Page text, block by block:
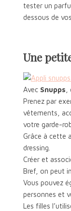
tester un
dessous de
Une
Avec Snupps
Prenez par
vêtements,
votre garde-
Grâce à cette
dressing.
Créer et
Bref, on peut
Vous pouvez
personnes et
Les filles